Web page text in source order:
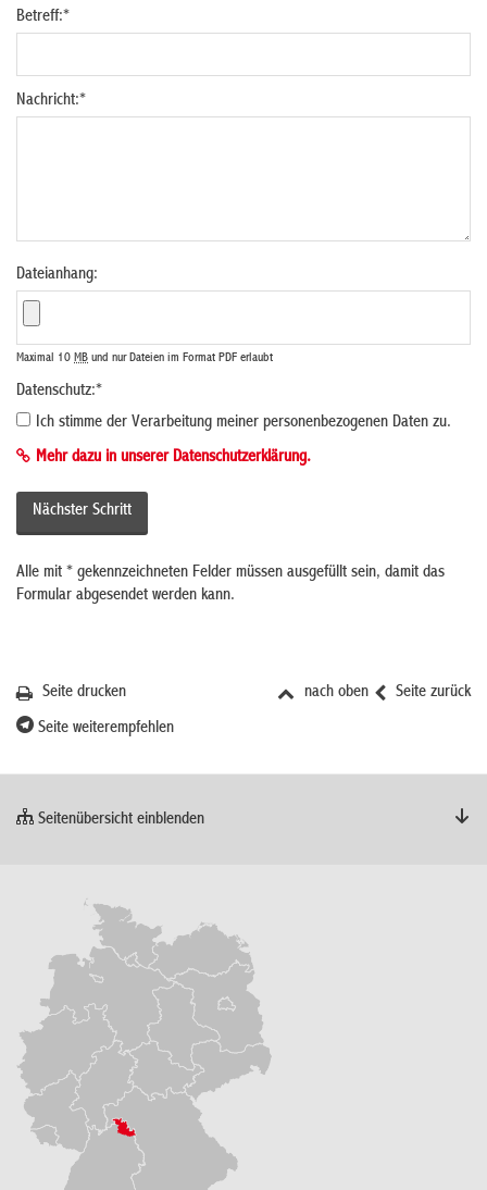
Betreff:*
Nachricht:*
Dateianhang:
Maximal 10 MB und nur Dateien im Format PDF erlaubt
Datenschutz:*
Ich stimme der Verarbeitung meiner personenbezogenen Daten zu.
Mehr dazu in unserer Datenschutzerklärung.
Alle mit * gekennzeichneten Felder müssen ausgefüllt sein, damit das
Formular abgesendet werden kann.
Seite zurück
nach oben
Seite drucken
Seite weiterempfehlen
Seitenübersicht einblenden